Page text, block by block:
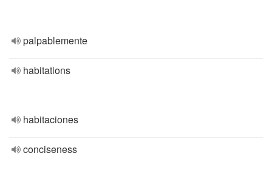
palpablemente
habitations
habitaciones
conciseness